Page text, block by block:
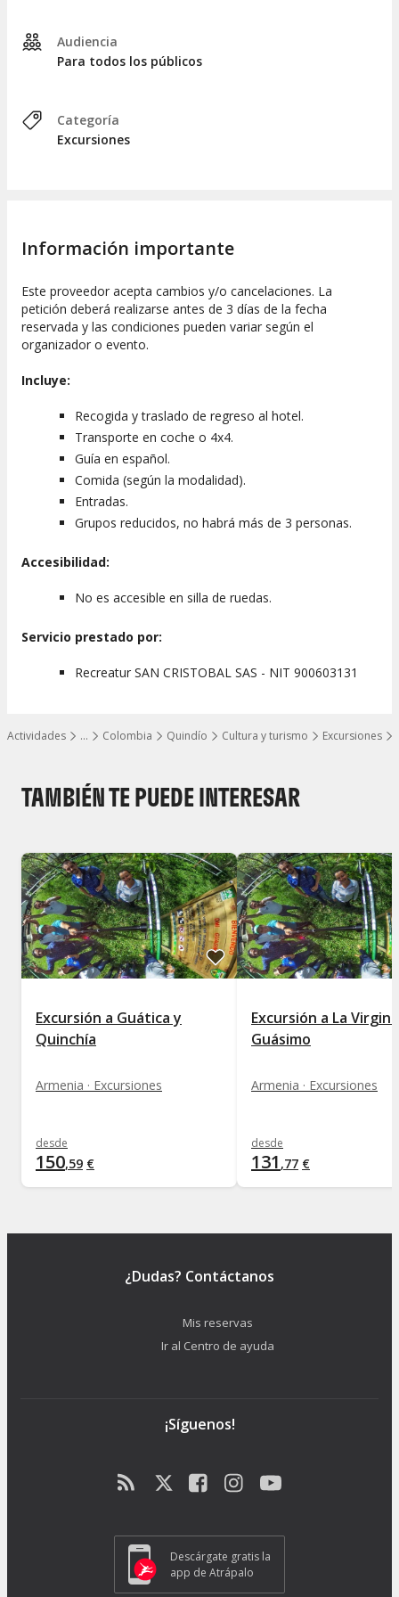
…
Mostrar todos los niveles
Actividades Colombia Quindío Cultura y turismo Excursiones
Audiencia
Para todos los públicos
Categoría
Excursiones
Información importante
Este proveedor acepta cambios y/o cancelaciones. La
petición deberá realizarse antes de 3 días de la fecha
reservada y las condiciones pueden variar según el
organizador o evento.
Incluye:
Recogida y traslado de regreso al hotel.
Transporte en coche o 4x4.
Guía en español.
Comida (según la modalidad).
Entradas.
Grupos reducidos, no habrá más de 3 personas.
Accesibilidad:
No es accesible en silla de ruedas.
Servicio prestado por:
Recreatur SAN CRISTOBAL SAS - NIT 900603131
TAMBIÉN TE PUEDE INTERESAR
Excursión a Guática y
Quinchía
Armenia · Excursiones
desde
150,59 €
Excursión a La
Guásimo
Armenia · Excursiones
desde
131 ,77 €
¿Dudas? Contáctanos
Mis reservas
Ir al Centro de ayuda
¡Síguenos!
Descárgate gratis la
app de Atrápalo